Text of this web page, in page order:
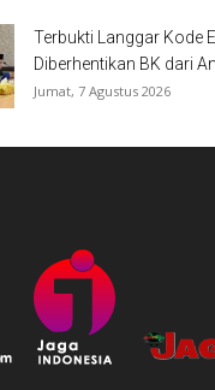
Terbukti Langgar Kode
Diberhentikan BK dari
Jumat, 7 Agustus 2026